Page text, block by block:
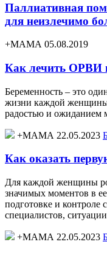
Паллиативная
для неизлечимо
+МАМА 05.08.2019
Как лечить ОРВИ
Беременность – это
жизни каждой
радостью и
+МАМА 22.05.2023
Как оказать
Для каждой женщины
значимых моментов в
подготовке и контроле
специалистов,
+МАМА 22.05.2023